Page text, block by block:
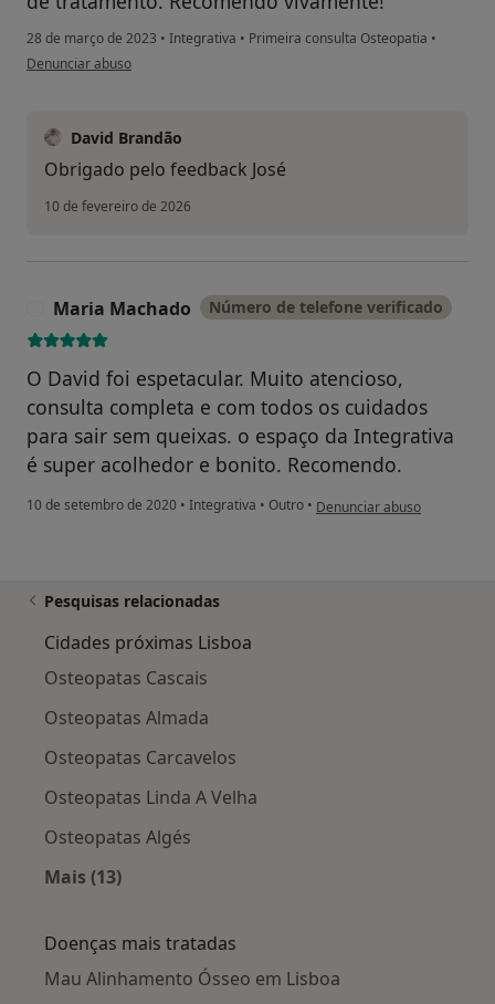
28 de março de 2023 • Integrativa • Primeira consulta Osteopatia •
na opinião do utilizador José Brito de Almeida
Denunciar abuso
David Brandão
Obrigado pelo feedback José
10 de fevereiro de 2026
Maria Machado Número de telefone verificado
O David foi espetacular. Muito atencioso,
consulta completa e com todos os cuidados
para sair sem queixas. o espaço da Integrativa
é super acolhedor e bonito. Recomendo.
10 de setembro de 2020 • Integrativa • Outro • na opinião do utilizador
Denunciar abuso
Pesquisas relacionadas
Cidades próximas Lisboa
Osteopatas Cascais
Osteopatas Almada
Osteopatas Carcavelos
Osteopatas Linda A Velha
Osteopatas Algés
Mais (13)
Doenças mais tratadas
Mau Alinhamento Ósseo em Lisboa